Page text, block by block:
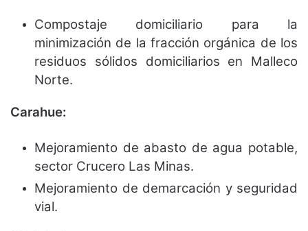
Compostaje domiciliario para la
minimización de la fracción orgánica de los
residuos sólidos domiciliarios en Malleco
Norte.
Carahue:
Mejoramiento de abasto de agua potable,
sector Crucero Las Minas.
Mejoramiento de demarcación y seguridad
vial.